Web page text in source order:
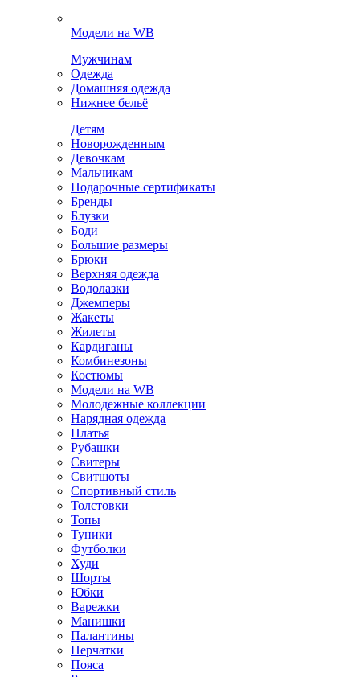
Модели на WB
Мужчинам
Одежда
Домашняя одежда
Нижнее бельё
Детям
Новорожденным
Девочкам
Мальчикам
Подарочные сертификаты
Бренды
Блузки
Боди
Большие размеры
Брюки
Верхняя одежда
Водолазки
Джемперы
Жакеты
Жилеты
Кардиганы
Комбинезоны
Костюмы
Модели на WB
Молодежные коллекции
Нарядная одежда
Платья
Рубашки
Свитеры
Свитшоты
Спортивный стиль
Толстовки
Топы
Туники
Футболки
Худи
Шорты
Юбки
Варежки
Манишки
Палантины
Перчатки
Пояса